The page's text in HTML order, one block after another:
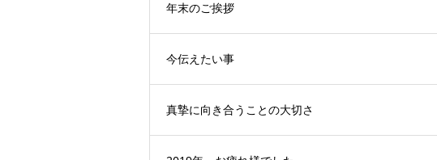
年末のご挨拶
今伝えたい事
真摯に向き合うことの大切さ